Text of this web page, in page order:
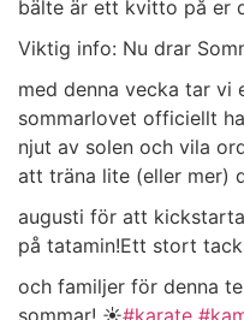
bälte är ett kvitto på er
Viktig info: Nu drar
med denna vecka tar vi
sommarlovet officiellt
njut av solen och vila
att träna lite (eller mer)
augusti för att
på tatamin!​Ett stort
och familjer för denna